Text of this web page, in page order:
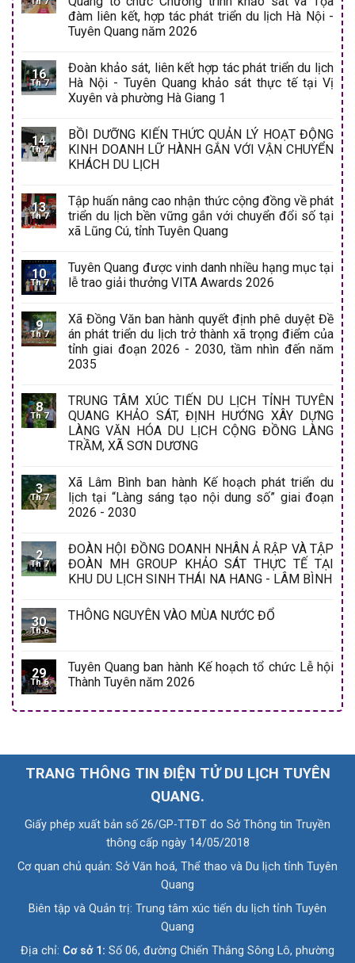
đàm liên kết, hợp tác phát triển du lịch Hà Nội -
Tuyên Quang năm 2026
16
Th 7
Đoàn khảo sát, liên kết hợp tác phát triển du lịch
Hà Nội - Tuyên Quang khảo sát thực tế tại Vị
Xuyên và phường Hà Giang 1
14
Th 7
BỒI DƯỠNG KIẾN THỨC QUẢN LÝ HOẠT ĐỘNG
KINH DOANH LỮ HÀNH GẮN VỚI VẬN CHUYỂN
KHÁCH DU LỊCH
13
Th 7
Tập huấn nâng cao nhận thức cộng đồng về phát
triển du lịch bền vững gắn với chuyển đổi số tại
xã Lũng Cú, tỉnh Tuyên Quang
10
Th 7
Tuyên Quang được vinh danh nhiều hạng mục tại
lễ trao giải thưởng VITA Awards 2026
9
Th 7
Xã Đồng Văn ban hành quyết định phê duyệt Đề
án phát triển du lịch trở thành xã trọng điểm của
tỉnh giai đoạn 2026 - 2030, tầm nhìn đến năm
2035
8
Th 7
TRUNG TÂM XÚC TIẾN DU LỊCH TỈNH TUYÊN
QUANG KHẢO SÁT, ĐỊNH HƯỚNG XÂY DỰNG
LÀNG VĂN HÓA DU LỊCH CỘNG ĐỒNG LÀNG
TRẦM, XÃ SƠN DƯƠNG
3
Th 7
Xã Lâm Bình ban hành Kế hoạch phát triển du
lịch tại “Làng sáng tạo nội dung số” giai đoạn
2026 - 2030
2
Th 7
ĐOÀN HỘI ĐỒNG DOANH NHÂN Ả RẬP VÀ TẬP
ĐOÀN MH GROUP KHẢO SÁT THỰC TẾ TẠI
KHU DU LỊCH SINH THÁI NA HANG - LÂM BÌNH
30
Th 6
THÔNG NGUYÊN VÀO MÙA NƯỚC ĐỔ
29
Th 6
Tuyên Quang ban hành Kế hoạch tổ chức Lễ hội
Thành Tuyên năm 2026
TRANG THÔNG TIN ĐIỆN TỬ DU LỊCH TUYÊN
QUANG.
Giấy phép xuất bản số 26/GP-TTĐT do Sở Thông tin Truyền
thông cấp ngày 14/05/2018
Cơ quan chủ quản: Sở Văn hoá, Thể thao và Du lịch tỉnh Tuyên
Quang
Biên tập và Quản trị: Trung tâm xúc tiến du lịch tỉnh Tuyên
Quang
Địa chỉ: Cơ sở 1: Số 06, đường Chiến Thắng Sông Lô, phường